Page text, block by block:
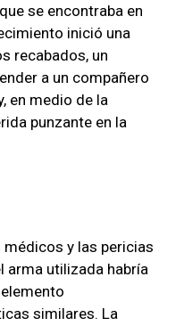
se encontraba en
inició una
recabados, un
a un compañero
en medio de la
punzante en la
y las pericias
arma utilizada habría
similares. La